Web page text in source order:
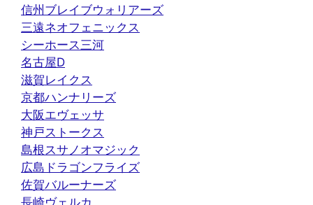
信州ブレイブウォリアーズ
三遠ネオフェニックス
シーホース三河
名古屋D
滋賀レイクス
京都ハンナリーズ
大阪エヴェッサ
神戸ストークス
島根スサノオマジック
広島ドラゴンフライズ
佐賀バルーナーズ
長崎ヴェルカ